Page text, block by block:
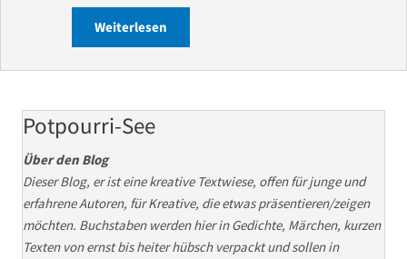
Weiterlesen
Potpourri-See
Über den Blog
Dieser Blog, er ist eine kreative Textwiese, offen für junge und
erfahrene Autoren, für Kreative, die etwas präsentieren/zeigen
möchten. Buchstaben werden hier in Gedichte, Märchen, kurzen
Texten von ernst bis heiter hübsch verpackt und sollen in